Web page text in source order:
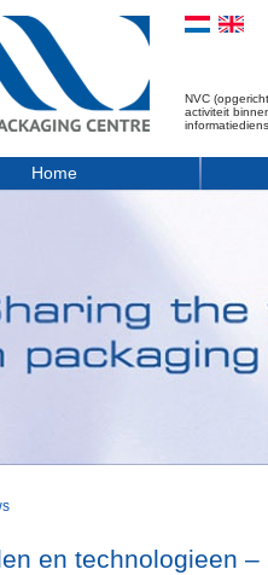
NVC
activiteit
Home
en technologieen –